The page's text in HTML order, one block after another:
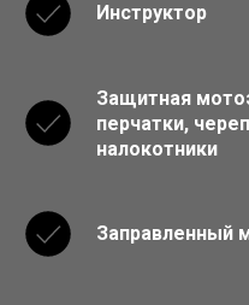
Инструктор
Защитная
перчатки,
налокотники
Заправленный